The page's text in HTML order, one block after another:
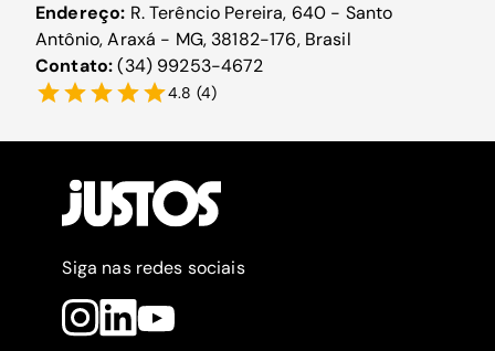
Endereço: R. Terêncio Pereira, 640 - Santo
Antônio, Araxá - MG, 38182-176, Brasil
Contato:(34) 99253-4672
4.8 (4)
Siga nas redes sociais